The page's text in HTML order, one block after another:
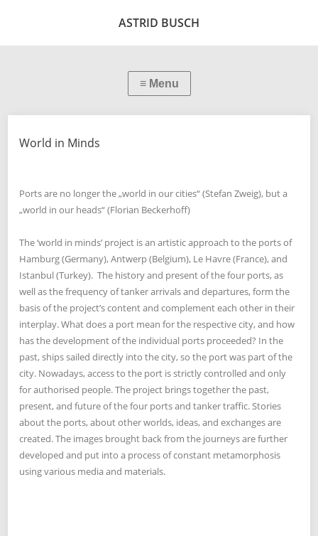
ASTRID BUSCH
World in Minds
Ports are no longer the „world in our cities“ (Stefan Zweig), but a
„world in our heads“ (Florian Beckerhoff)
The ‘world in minds’ project is an artistic approach to the ports of
Hamburg (Germany), Antwerp (Belgium), Le Havre (France), and
Istanbul (Turkey). The history and present of the four ports, as
well as the frequency of tanker arrivals and departures, form the
basis of the project’s content and complement each other in their
interplay. What does a port mean for the respective city, and how
has the development of the individual ports proceeded? In the
past, ships sailed directly into the city, so the port was part of the
city. Nowadays, access to the port is strictly controlled and only
for authorised people. The project brings together the past,
present, and future of the four ports and tanker traffic. Stories
about the ports, about other worlds, ideas, and exchanges are
created. The images brought back from the journeys are further
developed and put into a process of constant metamorphosis
using various media and materials.